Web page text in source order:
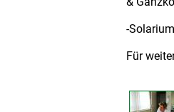
-Solarium
Für